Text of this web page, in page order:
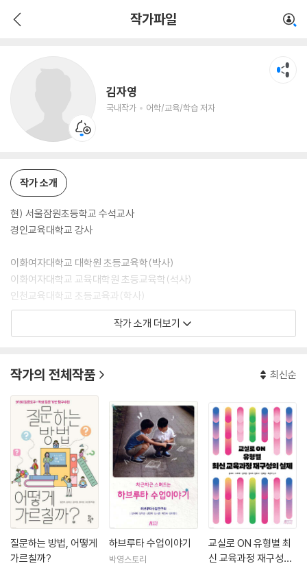
작가파일
김자영
국내작가 어학/교육/학습 저자
어학/교육/학습 저자
작가 소개
현) 서울잠원초등학교 수석교사
경인교육대학교 강사
이화여자대학교 대학원 초등교육학(박사)
이화여자대학교 교육대학원 초등교육학(석사)
인천교육대학교 초등교육과(학사)
「최신교육과정 재구성의 이론과 실제」 공저(2021)
텐츠 개발」 공저(2020)
교사의 실천적 지식, 음악교육과정, 수학교육과정, 오케스트라 교육에 관
심을 가짐.
작가 소개 더보기
작가의 전체작품 최신순
질문하는 방법, 어떻게
가르칠까?
하브루타 수업이야기
박영스토리
교실로 ON 유형별 최
신 교육과정 재구성의